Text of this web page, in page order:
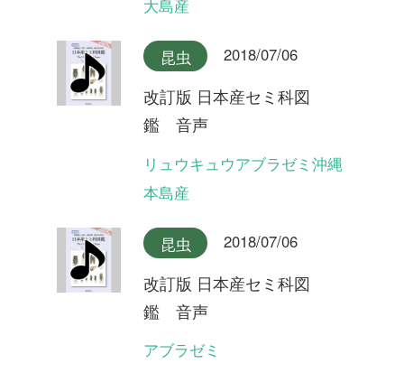
鑑 音声
コエゾゼミ
昆虫 2018/07/06
改訂版 日本産セミ科図
チョウセンケナガニイニイ
改訂版 日本産セミ科図
鑑 音声
イシガキニイニイ
昆虫 2018/07/06